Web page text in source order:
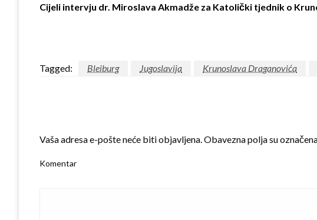
Cijeli intervju dr. Miroslava Akmadže za Katolički tjednik o
Tagged: Bleiburg Jugoslavija Krunoslava Draganovića
Vaša adresa e-pošte neće biti objavljena.Obavezna polja su
Komentar